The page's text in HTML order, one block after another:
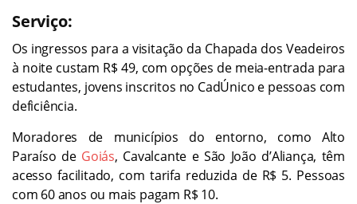
Serviço:
Os ingressos para a visitação da Chapada dos Veadeiros
à noite custam R$ 49, com opções de meia-entrada para
estudantes, jovens inscritos no CadÚnico e pessoas com
deficiência.
Moradores de municípios do entorno, como Alto
Paraíso de Goiás, Cavalcante e São João d’Aliança, têm
acesso facilitado, com tarifa reduzida de R$ 5. Pessoas
com 60 anos ou mais pagam R$ 10.